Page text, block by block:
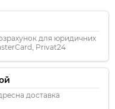
для юридичних
Privat24
доставка